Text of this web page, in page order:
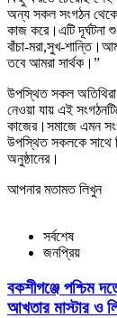
অন্য সকল সংগঠন থেকে
কাজ করে।এটি দূর্ঘটনা
বাঁচা-মরা,সুখ-
তবে আমরা সার্থক।”
উপস্থিত সকল অতিথিরা
নেওয়া যায় এই
কাজের।সমাজে এমন
উপস্থিত সকলকে সাথে
অনুষ্ঠানের।
আপনার মতামত লিখুন
সর্বশেষ
জনপ্রিয়
বকশীগঞ্জে পশ্চিম
আখতার মাস্টার ও